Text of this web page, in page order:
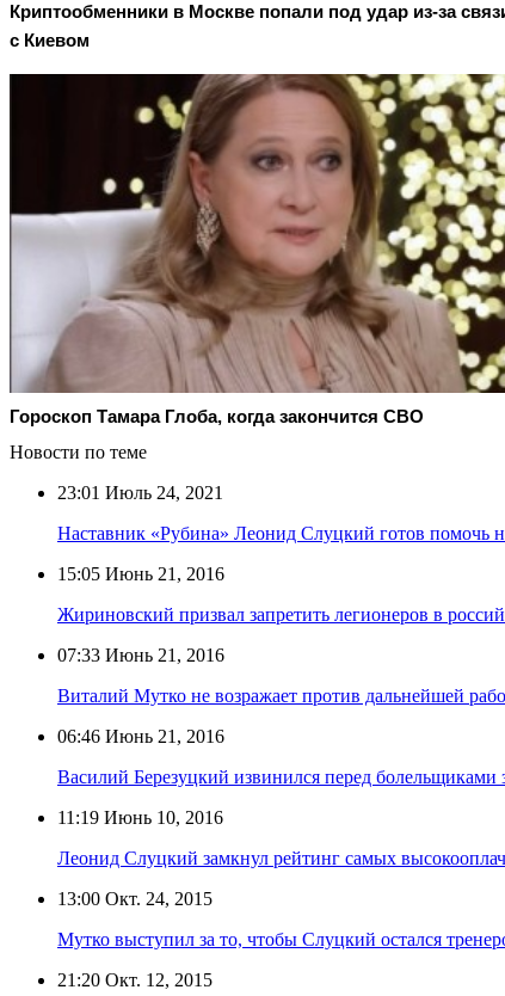
Криптообменники в Москве попали под удар из-за
с Киевом
Гороскоп Тамара Глоба, когда закончится СВО
Новости по теме
23:01 Июль 24, 2021
Наставник «Рубина» Леонид Слуцкий готов помочь
15:05 Июнь 21, 2016
Жириновский призвал запретить легионеров в
07:33 Июнь 21, 2016
Виталий Мутко не возражает против дальнейшей
06:46 Июнь 21, 2016
Василий Березуцкий извинился перед
11:19 Июнь 10, 2016
Леонид Слуцкий замкнул рейтинг самых
13:00 Окт. 24, 2015
Мутко выступил за то, чтобы Слуцкий остался
21:20 Окт. 12, 2015